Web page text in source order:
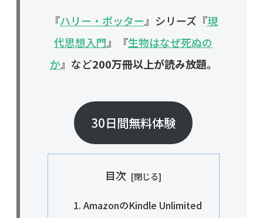
『ハリー・ポッター』シリーズ『現
代思想入門』『生物はなぜ死ぬの
か』など200万冊以上が読み放題。
30日間無料体験
目次
AmazonのKindle Unlimited